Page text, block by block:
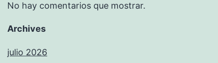
No hay comentarios que mostrar.
Archives
julio 2026